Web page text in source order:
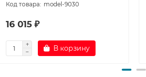
model-9030
16 015 ₽
В корзину